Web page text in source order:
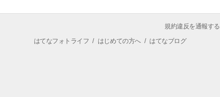
規約違反を通報する
はてなフォトライフ / はじめての方へ/ はてなブログ